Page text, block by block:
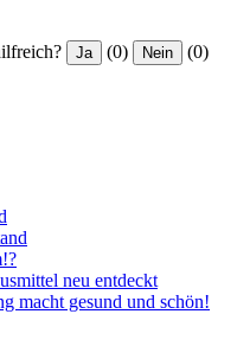
Ja (0) Nein (0)
neu entdeckt
macht gesund und schön!